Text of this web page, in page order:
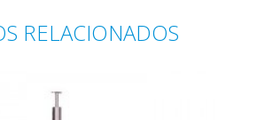
RELACIONADOS